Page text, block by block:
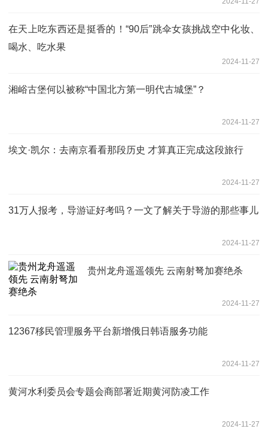
在天上吃东西还是挺香的！“90后”跳伞女孩挑战空中化妆、
喝水、吃水果
2024-11-27
湘峪古堡何以被称“中国北方第一明代古城堡”？
2024-11-27
埃文·凯尔：去南京看看那段历史 才算真正完成这段旅行
2024-11-27
31万人报考，导游证好考吗？一文了解关于导游的那些事儿
2024-11-27
贵州龙舟遥遥领先 云南射弩加赛绝杀
2024-11-27
12367移民管理服务平台新增俄日韩语服务功能
2024-11-27
黄河水利委员会专题会商部署近期黄河防凌工作
2024-11-27